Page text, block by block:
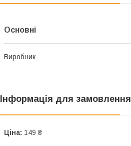
Основні
Виробник
Інформація для замовлення
Ціна: 149 ₴